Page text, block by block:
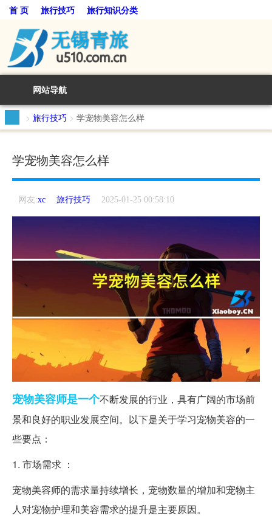
首 页 旅行技巧 旅行知识分类
网站导航
> 旅行技巧 > 学宠物美容怎么样
学宠物美容怎么样
网友:xc 旅行技巧 2025-01-25 00:58:10
宠物美容师是一个不断发展的行业，具有广阔的市场前
景和良好的职业发展空间。以下是关于学习宠物美容的一
些要点：
1. 市场需求 ：
宠物美容师的需求量持续增长，宠物数量的增加和宠物主
人对宠物护理和美容需求的提升是主要原因。